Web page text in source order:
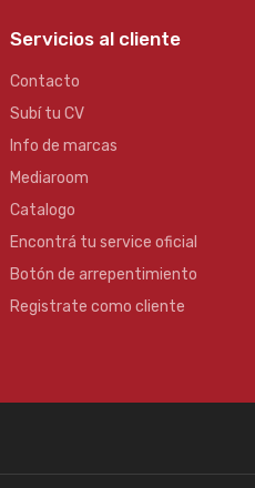
Servicios al cliente
Contacto
Subí tu CV
Info de marcas
Mediaroom
Catalogo
Encontrá tu service oficial
Botón de arrepentimiento
Registrate como cliente